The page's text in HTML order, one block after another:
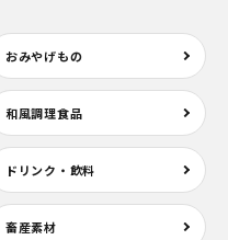
おみやげもの
和風調理食品
ドリンク・飲料
畜産素材